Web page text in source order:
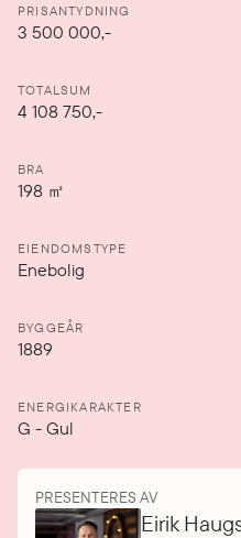
PRISANTYDNING
3 500 000,-
TOTALSUM
4 108 750,-
BRA
198 ㎡
EIENDOMSTYPE
Enebolig
BYGGEÅR
1889
ENERGIKARAKTER
G -Gul
PRESENTERES AV
Eirik